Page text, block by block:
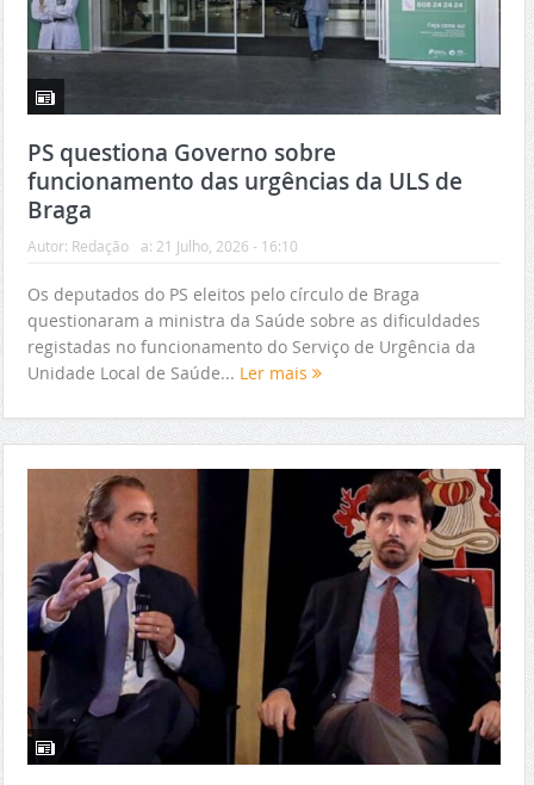
PS questiona Governo sobre
funcionamento das urgências da ULS de
Braga
Autor: Redação a: 21 Julho, 2026 - 16:10
Os deputados do PS eleitos pelo círculo de Braga
questionaram a ministra da Saúde sobre as dificuldades
registadas no funcionamento do Serviço de Urgência da
Unidade Local de Saúde... Ler mais